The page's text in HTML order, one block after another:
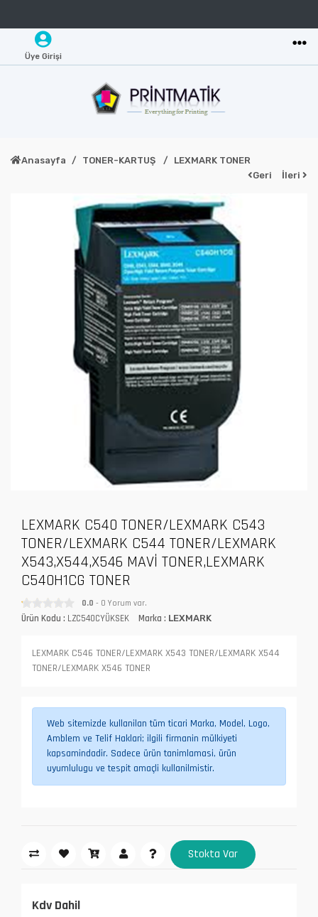
Üye Girişi
Anasayfa TONER-KARTUŞ
LEXMARK TONER
Geri
İleri
LEXMARK C540 TONER/LEXMARK C543
TONER/LEXMARK C544 TONER/LEXMARK
X543,X544,X546 MAVİ TONER,LEXMARK
C540H1CG TONER
0.0 - 0 Yorum var.
Ürün Kodu : LZC540CYÜKSEK Marka : LEXMARK
LEXMARK C546 TONER/LEXMARK X543 TONER/LEXMARK X544
TONER/LEXMARK X546 TONER
Web sitemizde kullanilan tüm ticari Marka, Model, Logo,
Amblem ve Telif Haklari; ilgili firmanin mülkiyeti
kapsamindadir. Sadece ürün tanimlamasi, ürün
uyumlulugu ve tespit amaçli kullanilmistir.
Stokta Var
Kdv Dahil